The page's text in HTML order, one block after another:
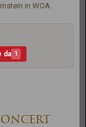
in WOA.
da 1